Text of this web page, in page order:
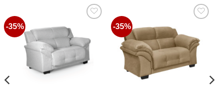
-35% -35%